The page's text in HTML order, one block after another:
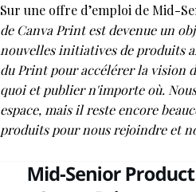
Sur une offre d’emploi de Mid-
de Canva Print est devenue un
nouvelles initiatives de produits
du Print pour accélérer la vision
quoi et publier n'importe où.
espace, mais il reste encore
produits pour nous rejoindre et